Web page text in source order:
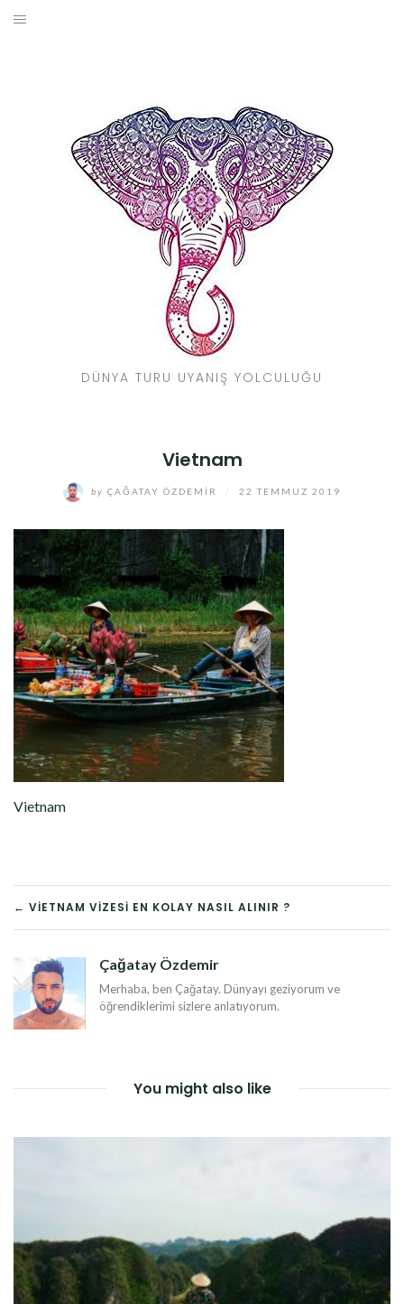
Skip
DÜNYA TURU UYANIŞ YOLCULUĞU
Vietnam
by ÇAĞATAY ÖZDEMIR 22 TEMMUZ 2019
Vietnam
YAZI
DOLAŞIMI
← VIETNAM VIZESI EN KOLAY NASIL ALINIR ?
Çağatay Özdemir
Merhaba, ben Çağatay. Dünyayı geziyorum ve
öğrendiklerimi sizlere anlatıyorum.
You might also like
SEYAHAT REHBERI